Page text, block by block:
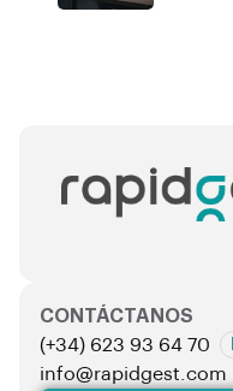
CONTÁCTANOS
(+34) 623 93 64 70
info@rapidgest.com